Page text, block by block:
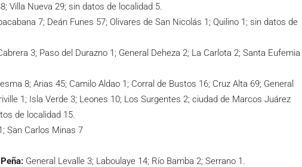
Villa Nueva 29; sin datos de localidad 5.
7; Deán Funes 57; Olivares de San Nicolás 1; Quilino 1; sin datos de
3; Paso del Durazno 1; General Deheza 2; La Carlota 2; Santa Eufemia
8; Arias 45; Camilo Aldao 1; Corral de Bustos 16; Cruz Alta 69; General
1; Isla Verde 3; Leones 10; Los Surgentes 2; ciudad de Marcos Juárez
de localidad 15.
San Carlos Minas 7
General Levalle 3; Laboulaye 14; Río Bamba 2; Serrano 1.